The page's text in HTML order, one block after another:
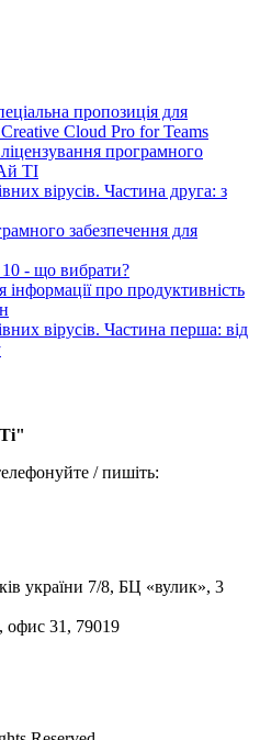
пропозиція для
Creative Cloud Pro for Teams
програмного
ТІ
вірусів. Частина друга: з
забезпечення для
- що вибрати?
про продуктивність
вірусів. Частина перша: від
/ пишіть:
україни 7/8, БЦ «вулик», 3
офис 31, 79019